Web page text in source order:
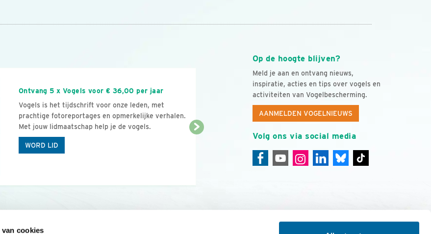
cookies
Op de hoogte blijven?
Meld je aan en ontvang nieuws,
inspiratie, acties en tips over vogels en
activiteiten van Vogelbescherming.
AANMELDEN VOGELNIEUWS
Volg ons via social media
Ontvang 5 x Vogels voor € 36,00 per jaar
Vogels is het tijdschrift voor onze leden, met
prachtige fotoreportages en opmerkelijke verhalen.
Met jouw lidmaatschap help je de vogels.
WORD LID